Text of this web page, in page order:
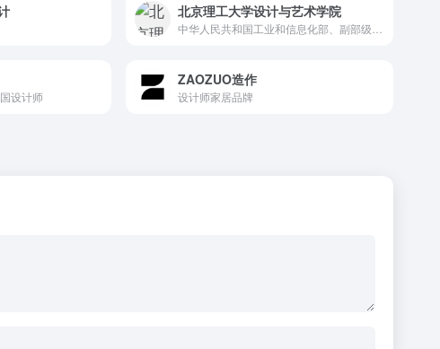
北京理工大学设计与艺术学院
设计师
ZAOZUO造作
设计师家居品牌